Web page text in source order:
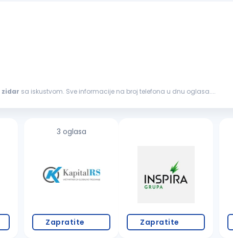
zidar sa iskustvom. Sve informacije na broj telefona u dnu oglasa....
3 oglasa
Zapratite Zapratite